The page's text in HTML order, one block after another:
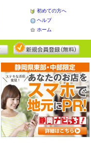
初めての方へ
ヘルプ
ホーム